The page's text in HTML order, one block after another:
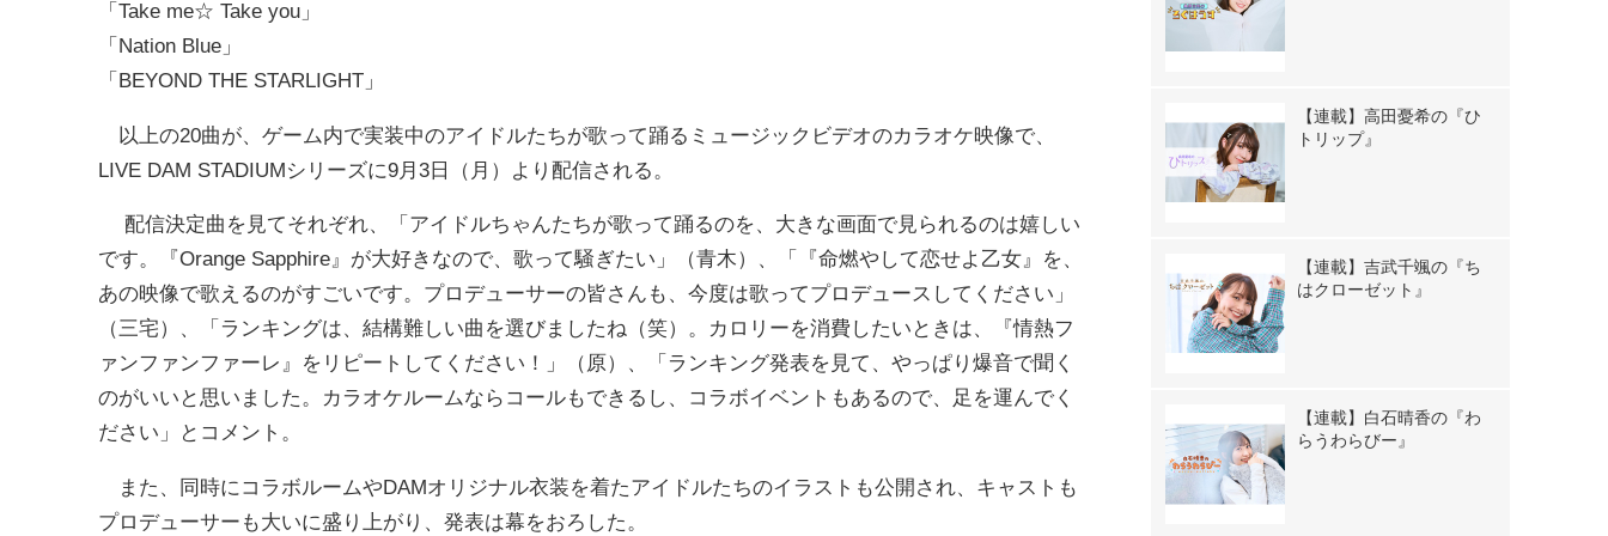
「Take me☆ Take you」
「Nation Blue」
「BEYOND THE STARLIGHT」
以上の20曲が、ゲーム内で実装中のアイドルたちが歌って踊るミュージックビデオのカラオケ映像で、
LIVE DAM STADIUMシリーズに9月3日（月）より配信される。
配信決定曲を見てそれぞれ、「アイドルちゃんたちが歌って踊るのを、大きな画面で見られるのは嬉しい
です。『Orange Sapphire』が大好きなので、歌って騒ぎたい」（青木）、「『命燃やして恋せよ乙女』を、
あの映像で歌えるのがすごいです。プロデューサーの皆さんも、今度は歌ってプロデュースしてください」
（三宅）、「ランキングは、結構難しい曲を選びましたね（笑）。カロリーを消費したいときは、『情熱フ
ァンファンファーレ』をリピートしてください！」（原）、「ランキング発表を見て、やっぱり爆音で聞く
のがいいと思いました。カラオケルームならコールもできるし、コラボイベントもあるので、足を運んでく
ださい」とコメント。
また、同時にコラボルームやDAMオリジナル衣装を着たアイドルたちのイラストも公開され、キャストも
プロデューサーも大いに盛り上がり、発表は幕をおろした。
【連載】高田憂希の『ひ
トリップ』
【連載】吉武千颯の『ち
はクローゼット』
【連載】白石晴香の『わ
らうわらびー』